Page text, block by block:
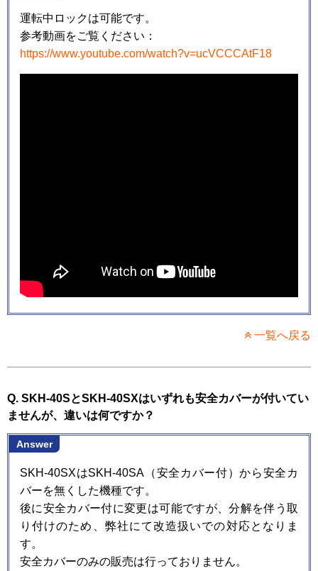
運転中ロックは可能です。
参考動画をご覧ください：
https://www.youtube.com/watch?v=ucVCCCAtF18
一覧へ戻る
Q. SKH-40SとSKH-40SXはいずれも安全カバーが付いてい
ませんが、違いは何ですか？
Answer
SKH-40SXはSKH-40SA（安全カバー付）から安全カ
バーを無くした機種です。
後に安全カバー付に変更は可能ですが、分解を伴う取
り付けのため、弊社にて改造扱いでの対応となりま
す。
安全カバーのみの販売は行っておりません。